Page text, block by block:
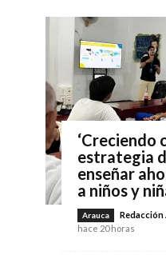
‘Creciendo
estrategia
enseñar
a niños y
Arauca Redacción
hace 20 horas